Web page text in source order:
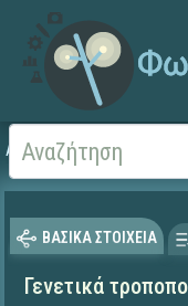
Αρχική
ΒΑΣΙΚΑ ΣΤΟΙΧΕΙΑ
Γενετικά